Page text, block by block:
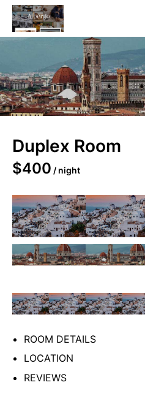
OnlineHotel Booking
Duplex Room
$400 / night
ROOM DETAILS
LOCATION
REVIEWS